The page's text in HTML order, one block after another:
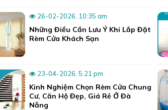
liệu trên thị trường như vải lụa Silk, lụa
cung ứng cho nhu cầu của đông đảo
26-02-2026, 10:35 am
Những Điều Cần Lưu Ý Khi Lắp Đặt
Rèm Cửa Khách Sạn
23-04-2026, 5:21 pm
Kinh Nghiệm Chọn Rèm Cửa Chung
Cư, Căn Hộ Đẹp, Giá Rẻ Ở Đà
Nẵng